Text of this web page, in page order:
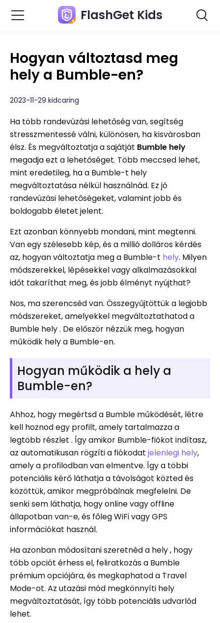
FlashGet Kids
Hogyan változtasd meg
hely a Bumble-en?
2023-11-29 kidcaring
Ha több randevúzási lehetőség van, segítség
stresszmentessé válni, különösen, ha kisvárosban
élsz. És megváltoztatja a sajátját Bumble hely
megadja ezt a lehetőséget. Több meccsed lehet,
mint eredetileg, ha a Bumble-t hely
megváltoztatása nélkül használnád. Ez jó
randevúzási lehetőségeket, valamint jobb és
boldogabb életet jelent.
Ezt azonban könnyebb mondani, mint megtenni.
Van egy szélesebb kép, és a millió dolláros kérdés
az, hogyan változtatja meg a Bumble-t hely. Milyen
módszerekkel, lépésekkel vagy alkalmazásokkal
időt takaríthat meg, és jobb élményt nyújthat?
Nos, ma szerencséd van. Összegyűjtöttük a legjobb
módszereket, amelyekkel megváltoztathatod a
Bumble hely . De először nézzük meg, hogyan
működik hely a Bumble-en.
Hogyan működik a hely a
Bumble-en?
Ahhoz, hogy megértsd a Bumble működését, létre
kell hoznod egy profilt, amely tartalmazza a
legtöbb részlet . Így amikor Bumble-fiókot indítasz,
az automatikusan rögzíti a fiókodat jelenlegi hely,
amely a profilodban van elmentve. Így a többi
potenciális kérő láthatja a távolságot közted és
közöttük, amikor megpróbálnak megfelelni. De
senki sem láthatja, hogy online vagy offline
állapotban van-e, és főleg WiFi vagy GPS
információkat használ.
Ha azonban módosítani szeretnéd a hely , hogy
több opciót érhess el, feliratkozás a Bumble
prémium opciójára, és megkaphatod a Travel
Mode-ot. Az utazási mód megkönnyíti hely
megváltoztatását, így több potenciális udvarlód
lehet.